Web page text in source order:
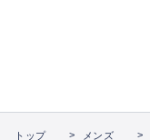
トップ メンズ